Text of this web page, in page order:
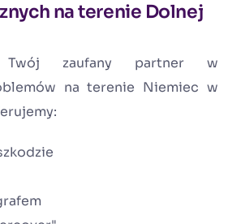
na terenie Dolnej
Twój zaufany partner w
na terenie Niemiec w